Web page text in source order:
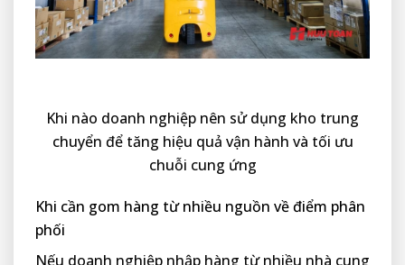
Khi nào doanh nghiệp nên sử dụng kho trung
chuyển để tăng hiệu quả vận hành và tối ưu
chuỗi cung ứng
Khi cần gom hàng từ nhiều nguồn về điểm phân
phối
Nếu doanh nghiệp nhập hàng từ nhiều nhà cung